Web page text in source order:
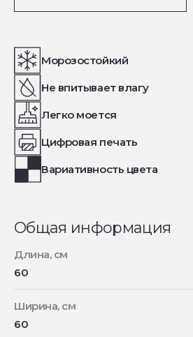
Морозостойкий
Не впитывает влагу
Легко моется
Цифровая печать
Вариативность цвета
Общая информация
Длина, см
60
Ширина, см
60